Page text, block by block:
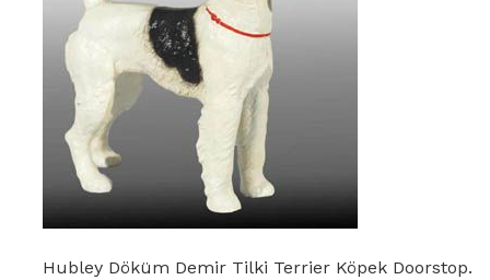
Hubley Döküm Demir Tilki Terrier Köpek Doorstop.